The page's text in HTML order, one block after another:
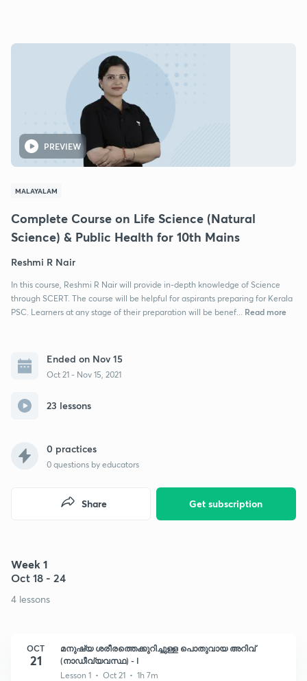
PREVIEW
MALAYALAM
Complete Course on Life Science (Natural
Science) & Public Health for 10th Mains
Reshmi R Nair
In this course, Reshmi R Nair will provide in-depth knowledge of Science
through SCERT. The course will be helpful for aspirants preparing for Kerala
PSC. Learners at any stage of their preparation will be benef...
Read more
Ended on Nov 15
Oct 21 - Nov 15, 2021
23 lessons
0 practices
0 questions by educators
Get subscription
Share
Week 1
Oct 18 - 24
4 lessons
OCT
21
മനുഷ്യ ശരീരത്തെക്കുറിച്ചുള്ള പൊതുവായ അറിവ്
(നാഡീവ്യവസ്ഥ) - I
Lesson 1 • Oct 21 • 1h 7m